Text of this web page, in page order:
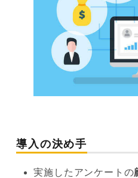
導入の決め手
実施したアンケートの